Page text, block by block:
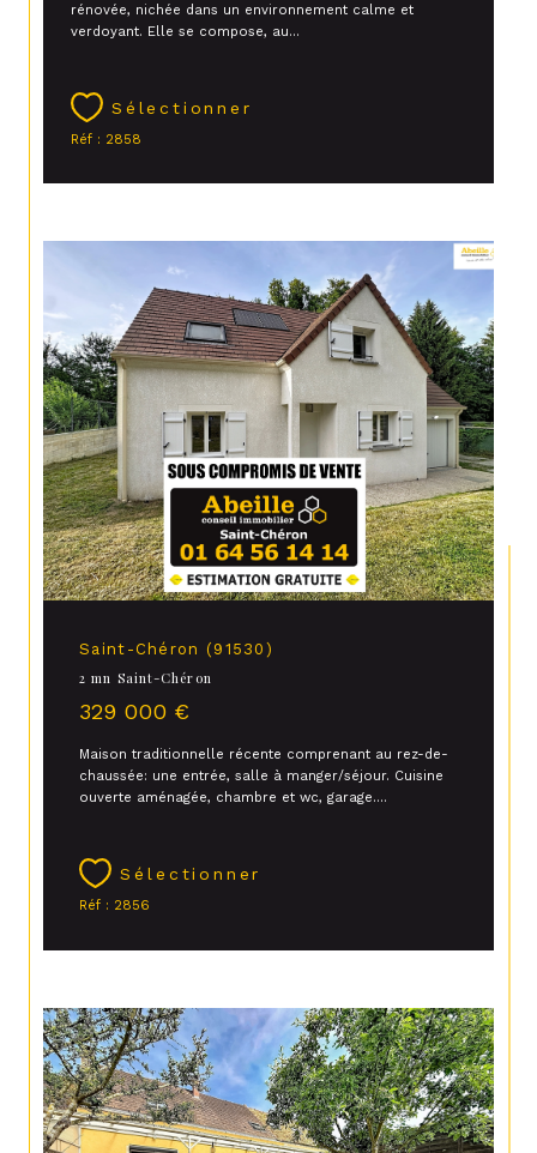
rénovée, nichée dans un environnement calme et
verdoyant. Elle se compose, au...
Sélectionner
Réf : 2858
Saint-Chéron (91530)
2 mn Saint-Chéron
329 000 €
Maison traditionnelle récente comprenant au rez-de-
chaussée: une entrée, salle à manger/séjour. Cuisine
ouverte aménagée, chambre et wc, garage....
Sélectionner
Réf : 2856